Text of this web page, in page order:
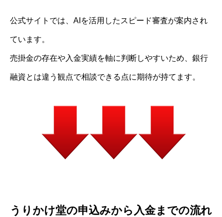
公式サイトでは、AIを活用したスピード審査が案内され
ています。
売掛金の存在や入金実績を軸に判断しやすいため、銀行
融資とは違う観点で相談できる点に期待が持てます。
うりかけ堂の申込みから入金までの流れ